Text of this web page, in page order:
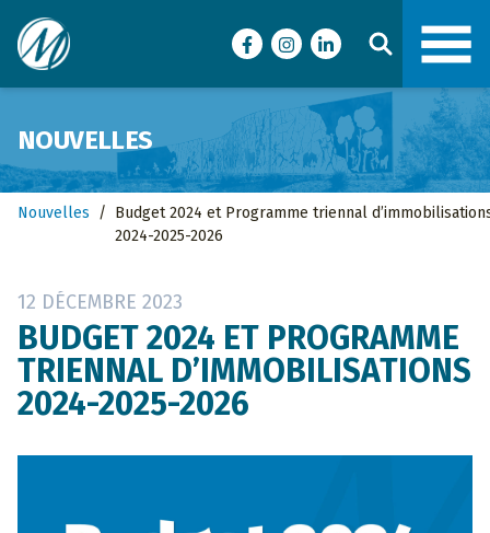
Ville de Malartic
FacebookInstagramLinkedIn
NOUVELLES
Nouvelles / Budget 2024 et Programme triennal
2024-2025-2026
12 DÉCEMBRE 2023
BUDGET 2024 ET PROGRAMME
TRIENNAL D’IMMOBILISATIONS
2024-2025-2026